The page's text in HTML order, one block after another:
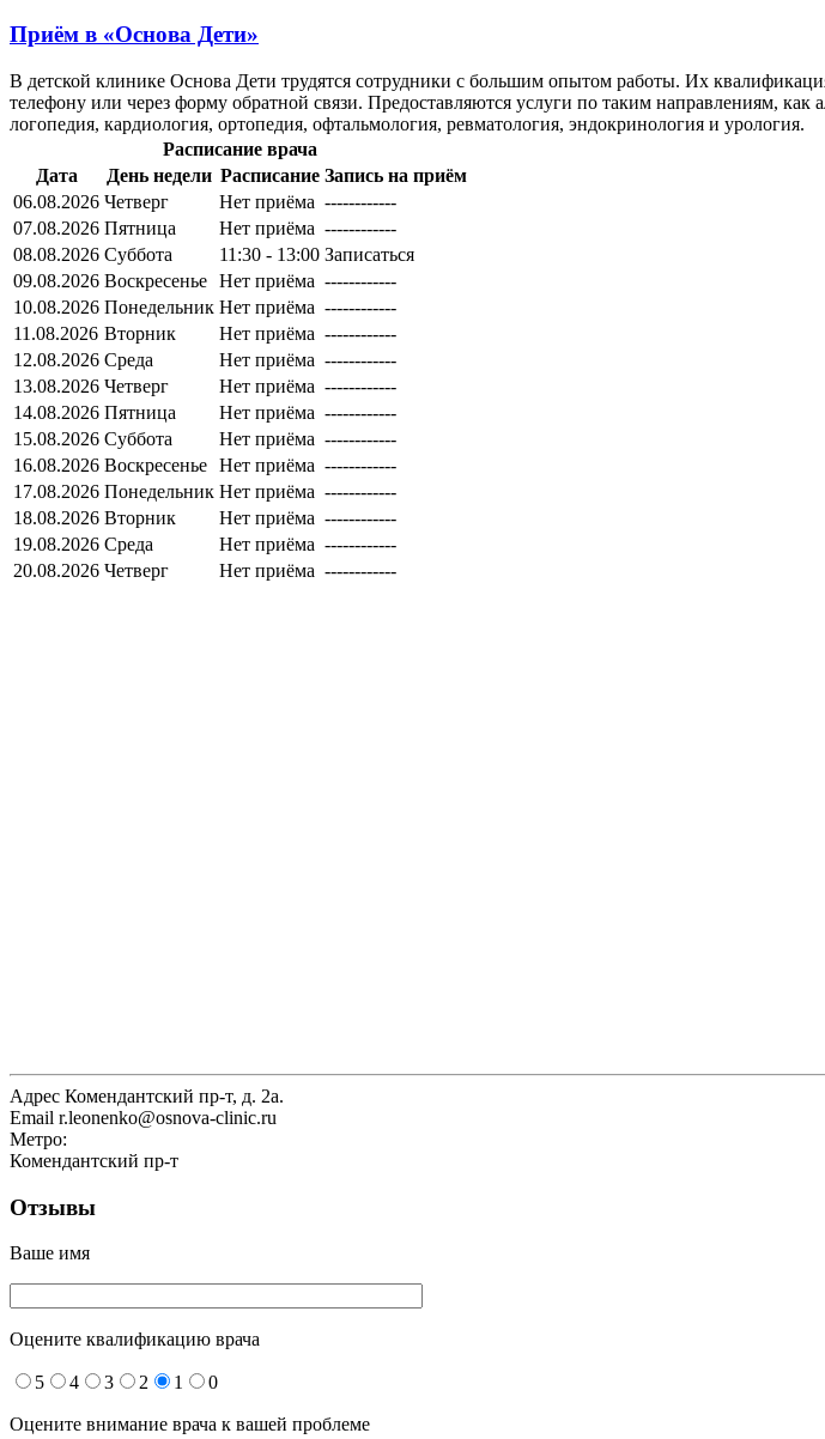
Приём в «Основа Дети»
В детской клинике Основа Дети трудятся сотрудники с большим опытом работы. Их
телефону или через форму обратной связи. Предоставляются услуги по таким направлениям, как
логопедия, кардиология, ортопедия, офтальмология, ревматология, эндокринология и урология.
Расписание врача
Дата
День недели Расписание Запись на приём
06.08.2026 Четверг Нет приёма ------------
07.08.2026 Пятница Нет приёма ------------
08.08.2026 Суббота 11:30 - 13:00 Записаться
09.08.2026 Воскресенье Нет приёма ------------
10.08.2026 Понедельник Нет приёма ------------
11.08.2026 Вторник Нет приёма ------------
12.08.2026 Среда Нет приёма ------------
13.08.2026 Четверг Нет приёма ------------
14.08.2026 Пятница Нет приёма ------------
15.08.2026 Суббота Нет приёма ------------
16.08.2026 Воскресенье Нет приёма ------------
17.08.2026 Понедельник Нет приёма ------------
18.08.2026 Вторник Нет приёма ------------
19.08.2026 Среда Нет приёма ------------
20.08.2026 Четверг Нет приёма ------------
Адрес Комендантский пр-т, д. 2а.
Email r.leonenko@osnova-clinic.ru
Метро:
Комендантский пр-т
Отзывы
Ваше имя
Оцените квалификацию врача
5 4 3 2 1 0
Оцените внимание врача к вашей проблеме